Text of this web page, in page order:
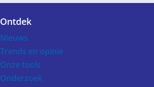
Voet
Ontdek
Nieuws
Trends en opinie
Onze tools
Onderzoek